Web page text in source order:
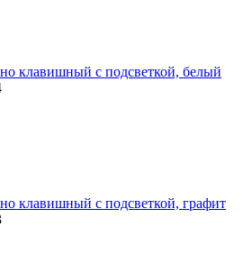
клавишный с подсветкой, белый
клавишный с подсветкой, графит